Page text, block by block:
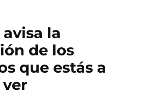
la
de los
que estás a